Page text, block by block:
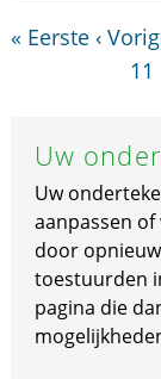
« Eerste ‹
11
Uw
Uw
aanpassen
door
toestuurden
pagina die